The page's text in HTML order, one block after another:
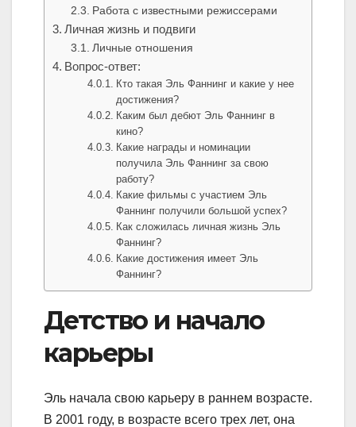
Работа с известными режиссерами
Личная жизнь и подвиги
Личные отношения
Вопрос-ответ:
Кто такая Эль Фаннинг и какие у нее
достижения?
Каким был дебют Эль Фаннинг в
кино?
Какие награды и номинации
получила Эль Фаннинг за свою
работу?
Какие фильмы с участием Эль
Фаннинг получили большой успех?
Как сложилась личная жизнь Эль
Фаннинг?
Какие достижения имеет Эль
Фаннинг?
Детство и начало
карьеры
Эль начала свою карьеру в раннем возрасте.
В 2001 году, в возрасте всего трех лет, она